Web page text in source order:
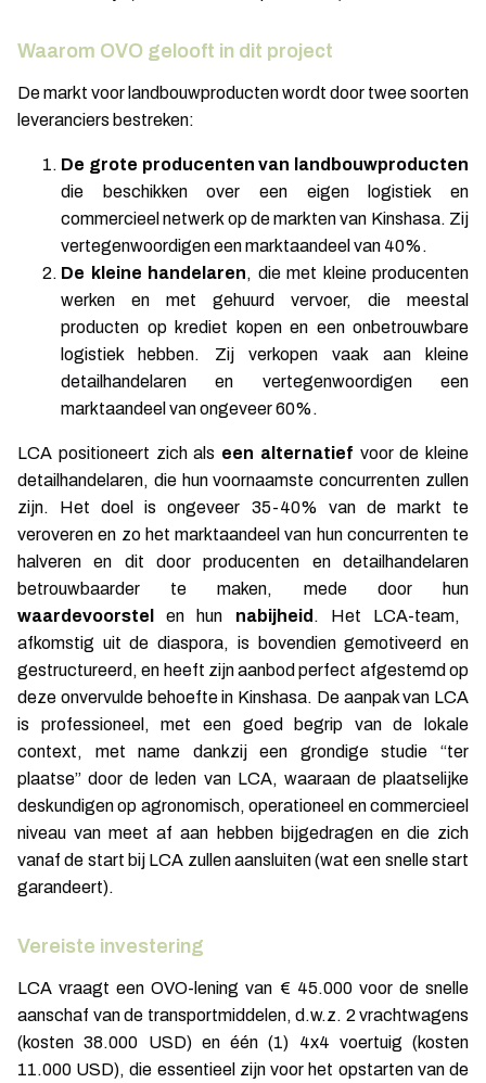
Waarom OVO gelooft in dit project
De markt voor landbouwproducten wordt door twee soorten
leveranciers bestreken:
De grote producenten van landbouwproducten
die beschikken over een eigen logistiek en
commercieel netwerk op de markten van Kinshasa. Zij
vertegenwoordigen een marktaandeel van 40%.
De kleine handelaren, die met kleine producenten
werken en met gehuurd vervoer, die meestal
producten op krediet kopen en een onbetrouwbare
logistiek hebben. Zij verkopen vaak aan kleine
detailhandelaren en vertegenwoordigen een
marktaandeel van ongeveer 60%.
LCA positioneert zich als een alternatief voor de kleine
detailhandelaren, die hun voornaamste concurrenten zullen
zijn. Het doel is ongeveer 35-40% van de markt te
veroveren en zo het marktaandeel van hun concurrenten te
halveren en dit door producenten en detailhandelaren
betrouwbaarder te maken, mede door hun
waardevoorstel
en hun nabijheid . Het LCA-team,
afkomstig uit de diaspora, is bovendien gemotiveerd en
gestructureerd, en heeft zijn aanbod perfect afgestemd op
deze onvervulde behoefte in Kinshasa. De aanpak van LCA
is professioneel, met een goed begrip van de lokale
context, met name dankzij een grondige studie “ter
plaatse” door de leden van LCA, waaraan de plaatselijke
deskundigen op agronomisch, operationeel en commercieel
niveau van meet af aan hebben bijgedragen en die zich
vanaf de start bij LCA zullen aansluiten (wat een snelle start
garandeert).
Vereiste investering
LCA vraagt een OVO-lening van € 45.000 voor de snelle
aanschaf van de transportmiddelen, d.w.z. 2 vrachtwagens
(kosten 38.000 USD) en één (1) 4x4 voertuig (kosten
11.000 USD), die essentieel zijn voor het opstarten van de